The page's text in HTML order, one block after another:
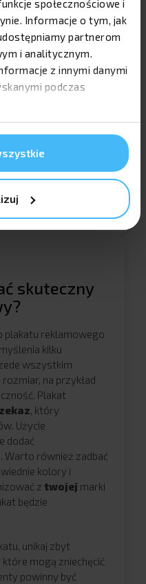
społecznościowe i
Informacje o tym, jak
partnerom
i analitycznym.
z innymi danymi
podczas
bezpośrednio na
łatwa do uzyskania,
bardziej
są
chwalą sobie
podejście
co czyni tę
dla osób
skuteczny
plakatu reklamowego
kilku
wszystkim
na przykład
Plakat
, który
Użycie
dodać
Warto również zadbać
kolory i
z twojej marki
będzie
unikaj zbyt
mogą zniechęcić
powinny być